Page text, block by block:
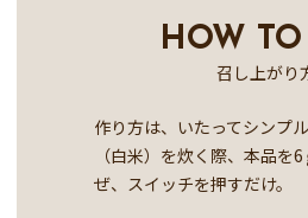
HOW TO
召し上がり
作り方は、いたってシンプ
（白米）を炊く際、本品を
ぜ、スイッチを押すだけ。